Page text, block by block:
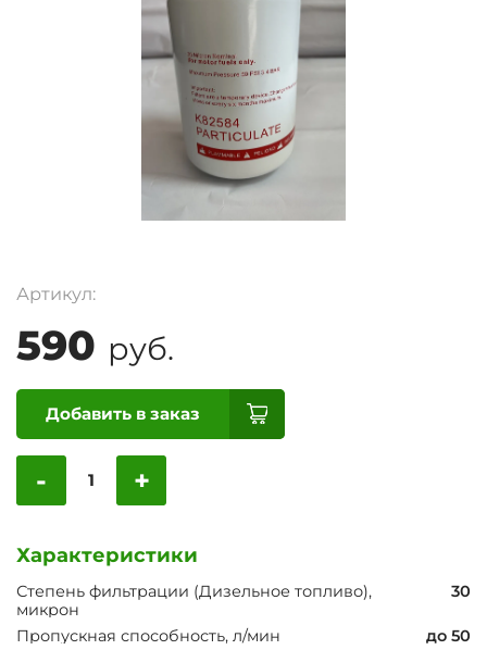
Артикул:
590 руб.
Добавить в заказ
- +
Характеристики
Степень фильтрации (Дизельное топливо),
микрон
30
Пропускная способность, л/мин
до 50